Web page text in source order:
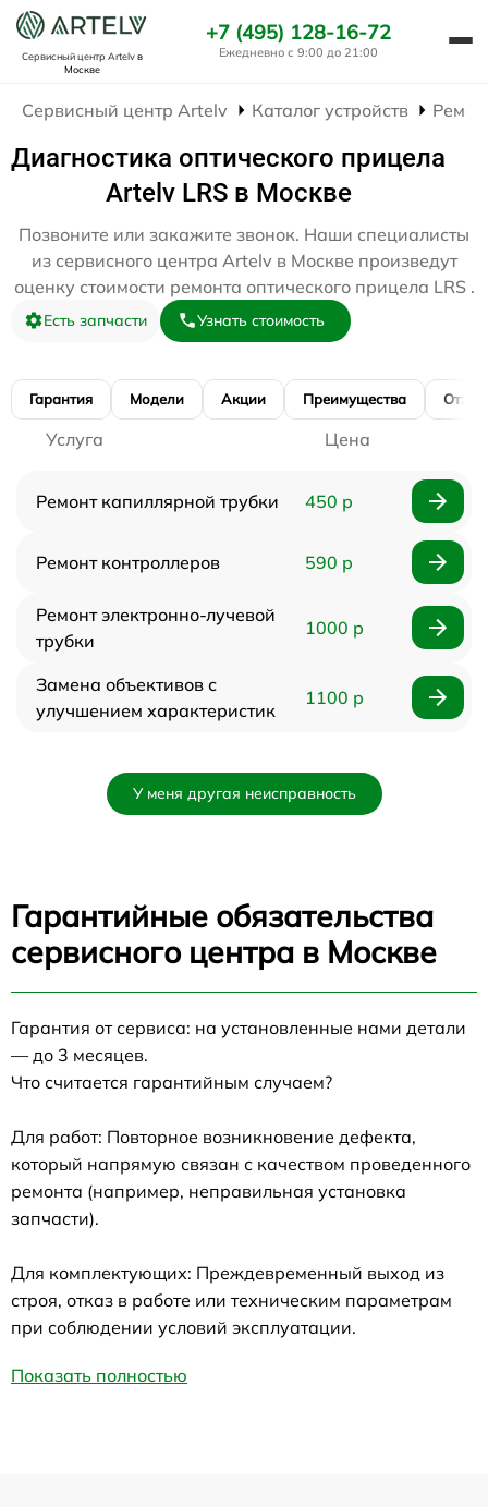
Сервисный центр Artelvв
Москве
+7 (495) 128-16-72
Ежедневно с 9:00 до 21:00
Сервисный центр Artelv Каталог устройств
Диагностика оптического прицела
Artelv LRS в Москве
Позвоните или закажите звонок. Наши специалисты
из сервисного центра Artelv в Москве произведут
оценку стоимости ремонта оптического прицела LRS .
Есть запчасти Узнать стоимость
Гарантия Модели Акции Преимущества
Услуга Цена
Ремонт капиллярной трубки 450 р
Ремонт контроллеров 590 р
Ремонт электронно-лучевой
трубки
1000 р
Замена объективов с
улучшением характеристик
1100 р
У меня другая неисправность
Гарантийные обязательства
сервисного центра в Москве
Гарантия от сервиса: на установленные нами детали
— до 3 месяцев.
Что считается гарантийным случаем?
Для работ: Повторное возникновение дефекта,
который напрямую связан с качеством проведенного
ремонта (например, неправильная установка
запчасти).
Для комплектующих: Преждевременный выход из
строя, отказ в работе или техническим параметрам
при соблюдении условий эксплуатации.
Показать полностью